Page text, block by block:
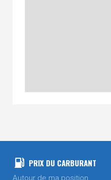
PRIX DU CARBURANT
Autour de ma position